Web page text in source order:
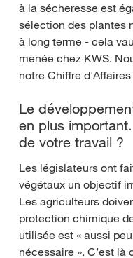
à la sécheresse est
sélection des plantes
à long terme - cela
menée chez KWS.
notre Chiffre
Le
en plus
de votre travail ?
Les législateurs ont
végétaux un objectif
Les agriculteurs
protection chimique
utilisée est « aussi
nécessaire ». C’est